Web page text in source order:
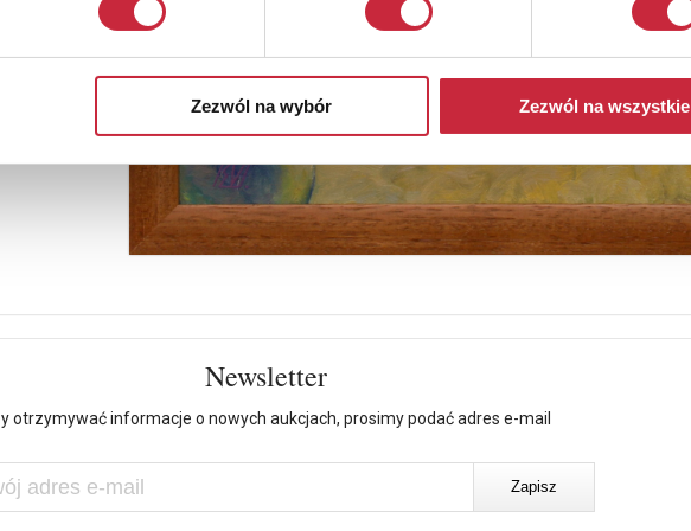
Zezwól na wybór Zezwól na wszystkie
Newsletter
otrzymywać informacje o nowych aukcjach, prosimy podać adres e-mail